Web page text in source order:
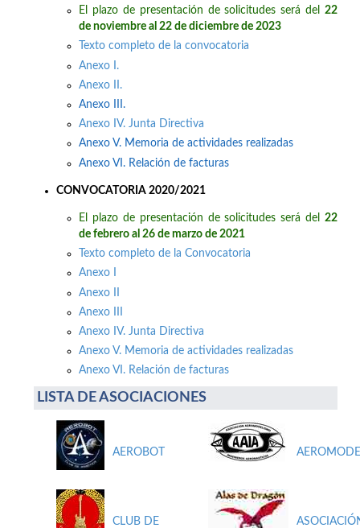
El plazo de presentación de solicitudes será del 22
de noviembre al 22 de diciembre de 2023
Texto completo de la convocatoria
Anexo I.
Anexo II.
Anexo III.
Anexo IV. Junta Directiva
Anexo V. Memoria de actividades realizadas
Anexo VI. Relación de facturas
CONVOCATORIA 2020/2021
El plazo de presentación de solicitudes será del 22
de febrero al 26 de marzo de 2021
Texto completo de la Convocatoria
Anexo I
Anexo II
Anexo III
Anexo IV. Junta Directiva
Anexo V. Memoria de actividades realizadas
Anexo VI. Relación de facturas
LISTA DE ASOCIACIONES
AEROBOT
CLUB DE